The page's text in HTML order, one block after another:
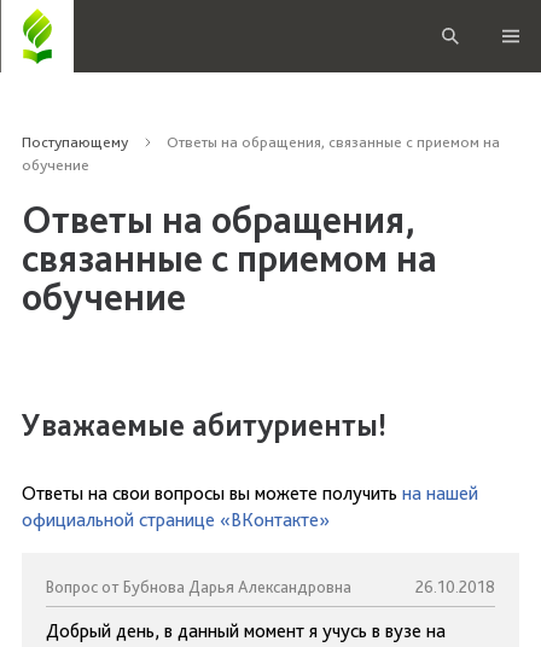
Поступающему
Ответы на обращения, связанные с приемом на
обучение
Ответы на обращения,
связанные с приемом на
обучение
Уважаемые абитуриенты!
Ответы на свои вопросы вы можете получить на нашей
официальной странице «ВКонтакте»
Вопрос от Бубнова Дарья Александровна 26.10.2018
Добрый день, в данный момент я учусь в вузе на